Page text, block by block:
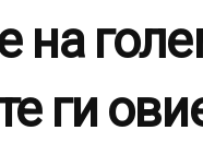
на
ги